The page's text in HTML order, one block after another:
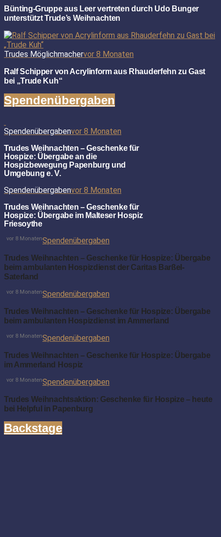
Bünting-Gruppe aus Leer vertreten durch Udo Bunger
unterstützt Trude’s Weihnachten
Trudes Möglichmachervor 8 Monaten
Ralf Schipper von Acrylinform aus Rhauderfehn zu Gast
bei „Trude Kuh“
Spendenübergaben
Spendenübergabenvor 8 Monaten
Trudes Weihnachten – Geschenke für
Hospize: Übergabe an die
Hospizbewegung Papenburg und
Umgebung e. V.
Spendenübergabenvor 8 Monaten
Trudes Weihnachten – Geschenke für
Hospize: Übergabe im Malteser Hospiz
Friesoythe
Spendenübergaben
vor 8 Monaten
Trudes Weihnachten – Geschenke für Hospize: Übergabe
beim ambulanten Hospizdienst der Caritas Barßel-
Saterland
Spendenübergaben
vor 8 Monaten
Trudes Weihnachten – Geschenke für Hospize: Übergabe
beim ambulanten Hospizdienst im Ammerland
Spendenübergaben
vor 8 Monaten
Trudes Weihnachten – Geschenke für Hospize: Übergabe
im Ammerland Hospiz
Spendenübergaben
vor 8 Monaten
Trudes Weihnachtsaktion: Geschenke für Hospize – heute
bei Helpful in Papenburg
Backstage